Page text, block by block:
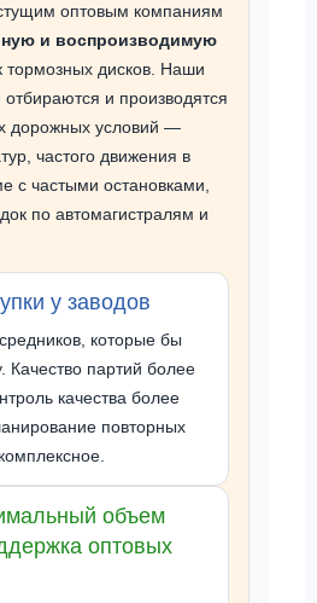
оптовым компаниям
и воспроизводимую
тормозных дисков. Наши
и производятся
дорожных условий —
частого движения в
с частыми остановками,
по автомагистралям и
у заводов
которые бы
Качество партий более
качества более
повторных
объем
оптовых